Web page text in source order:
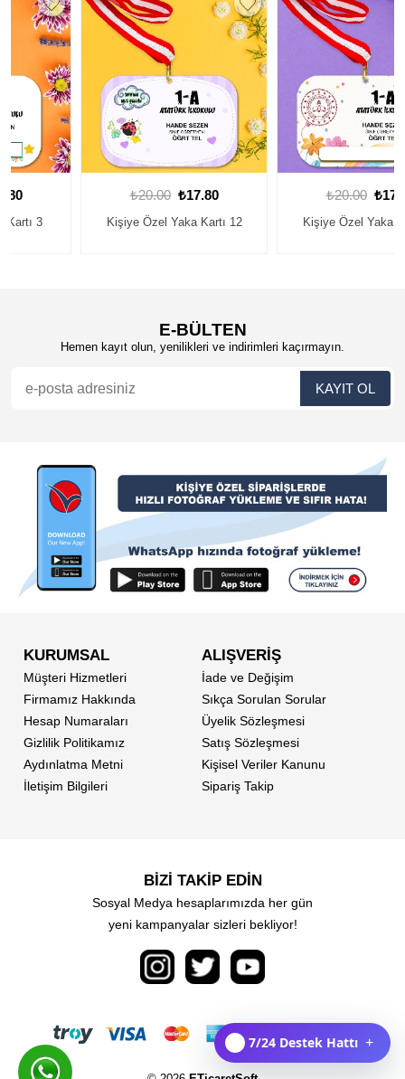
₺17.80
Kişiye Özel Yaka Kartı 12
₺17.80
Kişiye Özel Yaka Kartı 15
E-BÜLTEN
Hemen kayıt olun, yenilikleri ve indirimleri kaçırmayın.
KURUMSAL
Müşteri Hizmetleri
Firmamız Hakkında
Hesap Numaraları
Gizlilik Politikamız
Aydınlatma Metni
İletişim Bilgileri
ALIŞVERİŞ
İade ve Değişim
Sıkça Sorulan Sorular
Üyelik Sözleşmesi
Satış Sözleşmesi
Kişisel Veriler Kanunu
Sipariş Takip
BİZİ TAKİP EDİN
Sosyal Medya hesaplarımızda her gün
yeni kampanyalar sizleri bekliyor!
7/24 Destek Hattı +